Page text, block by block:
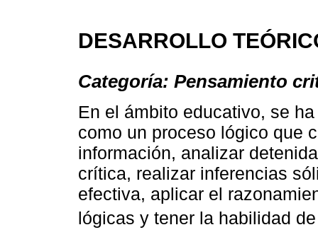
DESARROLLO
Categoría: Pensamiento
En el ámbito educativo, se
como un proceso lógico que
información, analizar
crítica, realizar inferencias
efectiva, aplicar el
lógicas y tener la habilidad